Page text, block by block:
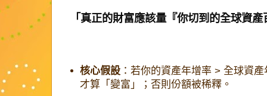
「真正的財富應該量『你切到的全球資
核心假設 ：若你的資產年增率 > 全球資
才算「變富」；否則份額被稀釋。